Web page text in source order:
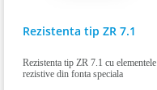
Rezistenta tip ZR 7.1
Rezistenta tip ZR 7.1 cu elementele
rezistive din fonta speciala